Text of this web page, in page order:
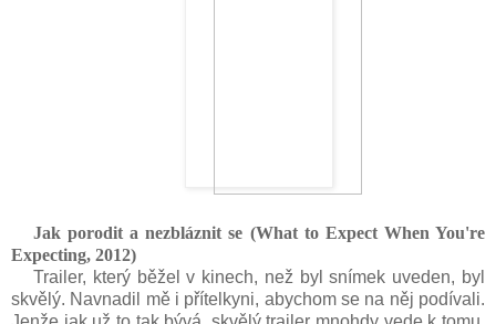
Jak porodit a nezbláznit se (What to Expect When You're
Expecting, 2012)
Trailer, který běžel v kinech, než byl snímek uveden, byl
skvělý. Navnadil mě i přítelkyni, abychom se na něj podívali.